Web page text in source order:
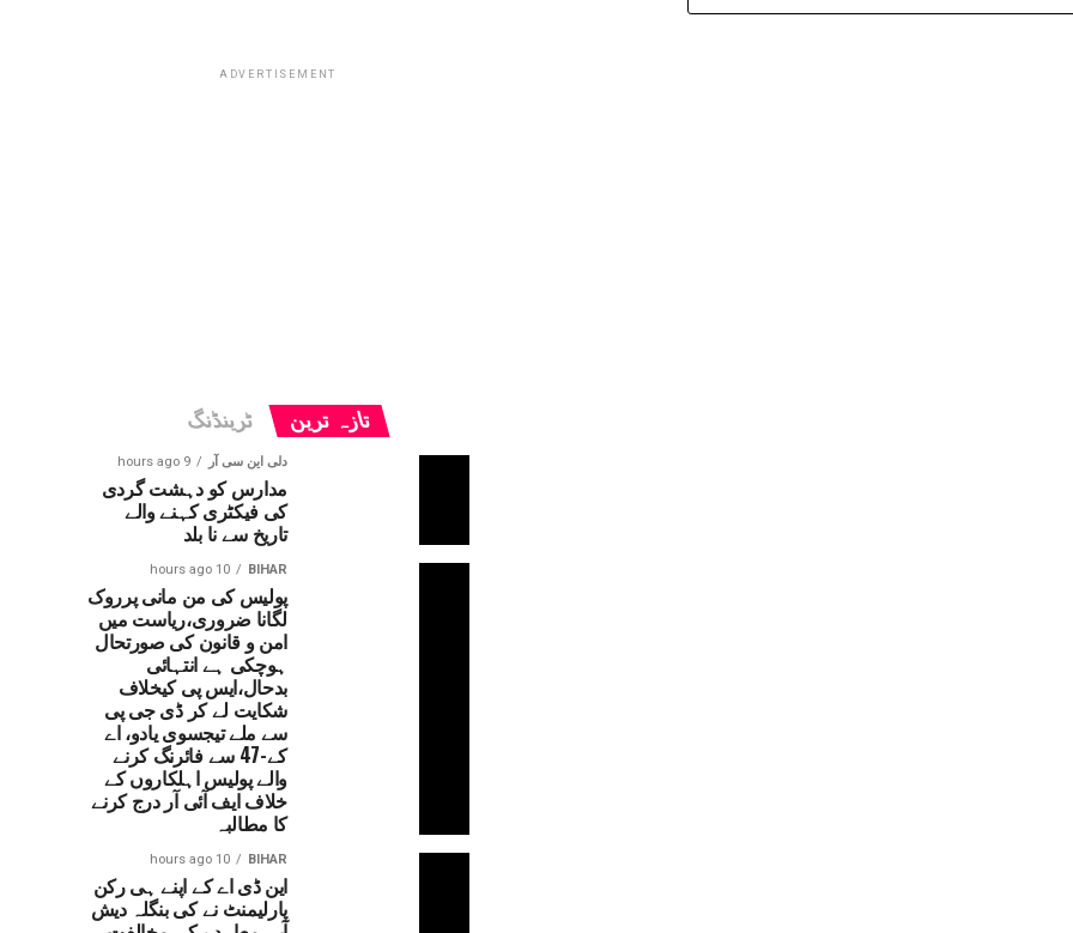
ADVERTISEMENT
تازہ ترین ٹرینڈنگ
دلی این سی آر 9 hours ago
مدارس کو دہشت گردی
کی فیکٹری کہنے والے
تاریخ سے نا بلد
BIHAR
10 hours ago
پولیس کی من مانی پرروک
لگانا ضروری،ریاست میں
امن و قانون کی صورتحال
ہوچکی ہے انتہائی
بدحال،ایس پی کیخلاف
شکایت لے کر ڈی جی پی
سے ملے تیجسوی یادو، اے
کے-47 سے فائرنگ کرنے
والے پولیس اہلکاروں کے
خلاف ایف آئی آر درج کرنے
کا مطالبہ
BIHAR
10 hours ago
این ڈی اے کے اپنے ہی رکن
پارلیمنٹ نے کی بنگلہ دیش